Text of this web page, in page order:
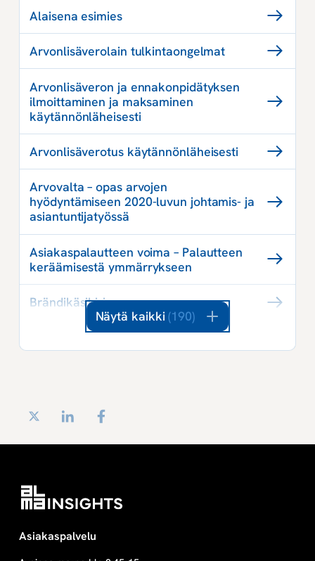
Alaisena esimies
Arvonlisäverolain tulkintaongelmat
Arvonlisäveron ja ennakonpidätyksen
ilmoittaminen ja maksaminen
käytännönläheisesti
Arvonlisäverotus käytännönläheisesti
Arvovalta – opas arvojen
hyödyntämiseen 2020-luvun johtamis- ja
asiantuntijatyössä
Asiakaspalautteen voima – Palautteen
keräämisestä ymmärrykseen
Brändikäsikirja
Näytä kaikki(190)
Twitter LinkedIn
Asiakaspalvelu